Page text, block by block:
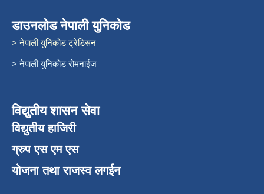
डाउनलोड नेपाली युनिकोड
> नेपाली युनिकोड ट्रेडिसन
> नेपाली युनिकोड रोमनाईज
विद्युतीय शासन सेवा
विद्युतीय हाजिरी
ग्रुप एस एम एस
योजना तथा राजस्व लगईन